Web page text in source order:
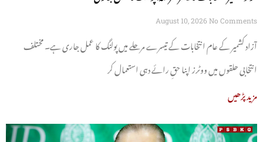
August 10, 2026 No Comments
آزاد کشمیر کے عام انتخابات کے تیسرے مرحلے میں پولنگ کا عمل جاری ہے۔ مختلف
انتخابی حلقوں میں ووٹرز اپنا حقِ رائے دہی استعمال کر
مزید پڑھیں